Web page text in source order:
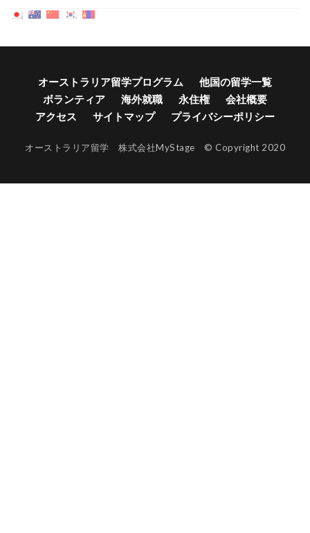
オーストラリア留学プログラム
他国の留学一覧
ボランティア
海外就職 永住権
会社概要
アクセス
サイトマップ プライバシーポリシー
オーストラリア留学 株式会社MyStage © Copyright 2020